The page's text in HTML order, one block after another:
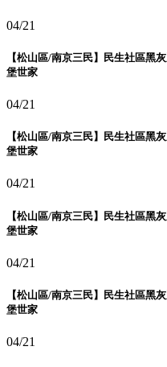
04/21
【松山區/南京三民】民生社區黑
堡世家
04/21
【松山區/南京三民】民生社區黑
堡世家
04/21
【松山區/南京三民】民生社區黑
堡世家
04/21
【松山區/南京三民】民生社區黑
堡世家
04/21